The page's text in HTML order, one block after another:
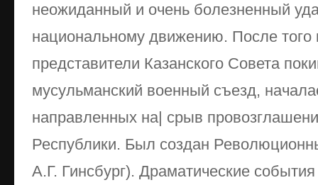
неожиданный и очень болезненный
национальному движению. После того
представители Казанского Совета
мусульманский военный съезд,
направленных на| срыв
Республики. Был создан
А.Г. Гинсбург). Драматические